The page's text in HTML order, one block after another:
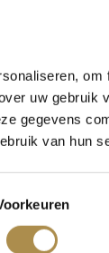
uw gebruik
gegevens
van hun